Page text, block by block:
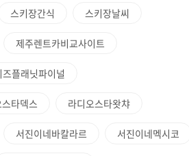
스키장간식 스키장날씨
제주렌트카비교사이트
플래닛파이널
타덱스 라디오스타왓챠
서진이네바칼라르 서진이네멕시코